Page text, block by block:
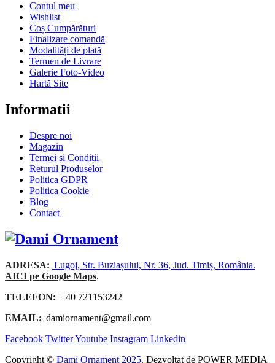
Contul meu
Wishlist
Coș Cumpărături
Finalizare comandă
Modalități de plată
Termen de Livrare
Galerie Foto-Video
Hartă Site
Informatii
Despre noi
Magazin
Termei și Condiții
Returul Produselor
Politica GDPR
Politica Cookie
Blog
Contact
ADRESA: Lugoj, Str. Buziașului, Nr. 36, Jud. Timiș, România.
AICI pe Google Maps.
TELEFON: +40 721153242
EMAIL: damiornament@gmail.com
Facebook TwitterYoutube Instagram Linkedin
Copyright © Dami Ornament 2025. Dezvoltat de POWER MEDIA